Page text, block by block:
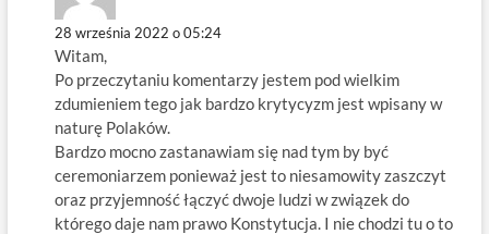
28 września 2022 o 05:24
Witam,
Po przeczytaniu komentarzy jestem pod wielkim
zdumieniem tego jak bardzo krytycyzm jest wpisany w
naturę Polaków.
Bardzo mocno zastanawiam się nad tym by być
ceremoniarzem ponieważ jest to niesamowity zaszczyt
oraz przyjemność łączyć dwoje ludzi w związek do
którego daje nam prawo Konstytucja. I nie chodzi tu o to